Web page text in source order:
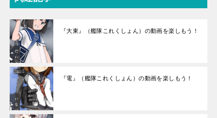
『大東』（艦隊これくしょん）の動画を楽しもう！
『電』（艦隊これくしょん）の動画を楽しもう！